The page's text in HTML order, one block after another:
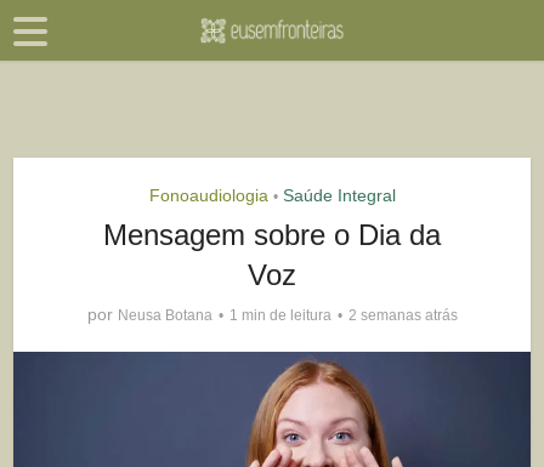
Fonoaudiologia • Saúde Integral
Mensagem sobre o Dia da
Voz
por Neusa Botana 1 min de leitura 2 semanas atrás